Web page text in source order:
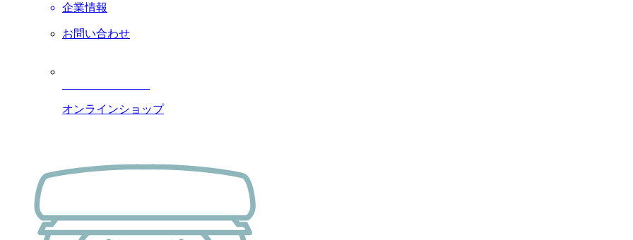
企業情報
お問い合わせ
オンラインショップ